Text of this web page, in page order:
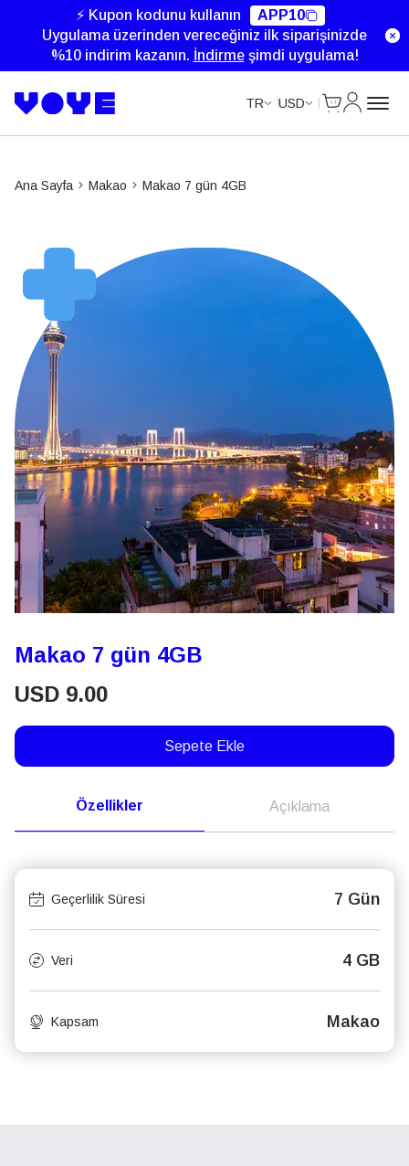
⚡ Kupon kodunu kullanın
APP10
Uygulama üzerinden vereceğiniz ilk siparişinizde
%10 indirim kazanın. İndirmeşimdi uygulama!
TR USD
Ana Sayfa Makao Makao 7 gün 4GB
Makao 7 gün 4GB
USD 9.00
Sepete Ekle
Özellikler Açıklama
Geçerlilik Süresi 7 Gün
Veri 4 GB
Kapsam Makao